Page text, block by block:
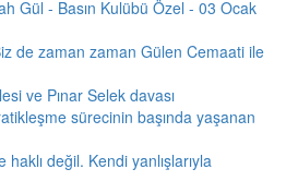
Gül - Basın Kulübü Özel - 03 Ocak
de zaman zaman Gülen Cemaati ile
ve Pınar Selek davası
sürecinin başında yaşanan
değil. Kendi yanlışlarıyla